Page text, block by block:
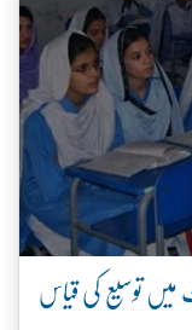
توسیع کی قیاس